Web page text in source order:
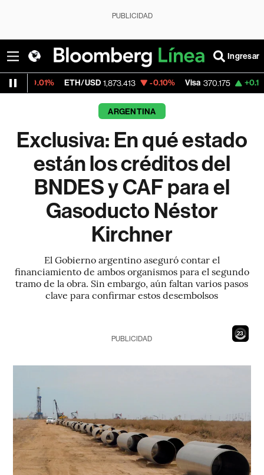
PUBLICIDAD
Ingresar
USD 1,873.413 -0.10% Visa 370.175 +0.16%
ARGENTINA
Exclusiva: En qué estado
están los créditos del
BNDES y CAF para el
Gasoducto Néstor
Kirchner
El Gobierno argentino aseguró contar el
financiamiento de ambos organismos para el segundo
tramo de la obra. Sin embargo, aún faltan varios pasos
clave para confirmar estos desembolsos
21
PUBLICIDAD